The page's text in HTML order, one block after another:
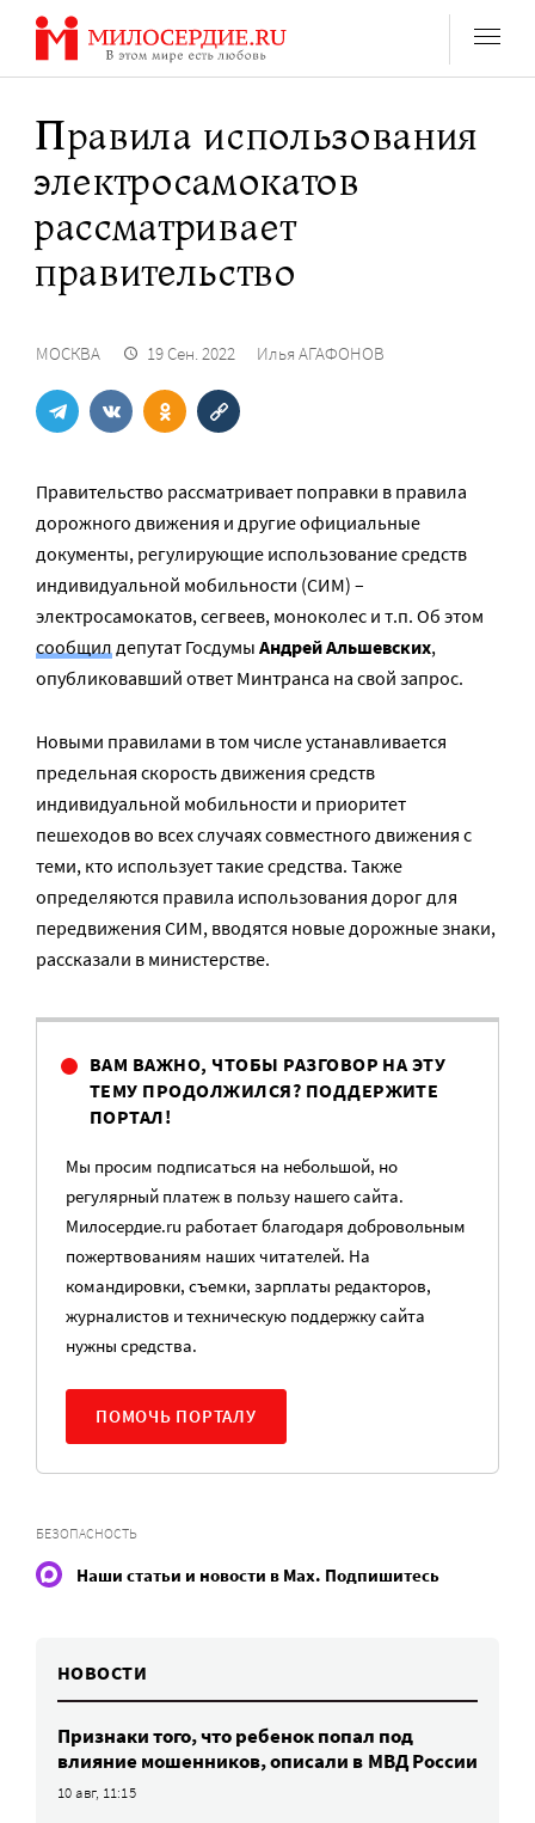
Перейти
содержанию
Правила использования
электросамокатов
рассматривает
правительство
МОСКВА 19 Сен. 2022 Илья АГАФОНОВ
Правительство рассматривает поправки в правила
дорожного движения и другие официальные
документы, регулирующие использование средств
индивидуальной мобильности (СИМ) –
электросамокатов, сегвеев, моноколес и т.п. Об этом
сообщилдепутат Госдумы Андрей Альшевских,
опубликовавший ответ Минтранса на свой запрос.
Новыми правилами в том числе устанавливается
предельная скорость движения средств
индивидуальной мобильности и приоритет
пешеходов во всех случаях совместного движения с
теми, кто использует такие средства. Также
определяются правила использования дорог для
передвижения СИМ, вводятся новые дорожные знаки,
рассказали в министерстве.
ВАМ ВАЖНО, ЧТОБЫ РАЗГОВОР НА ЭТУ
ТЕМУ ПРОДОЛЖИЛСЯ? ПОДДЕРЖИТЕ
ПОРТАЛ!
Мы просим подписаться на небольшой, но
регулярный платеж в пользу нашего сайта.
Милосердие.ru работает благодаря добровольным
пожертвованиям наших читателей. На
командировки, съемки, зарплаты редакторов,
журналистов и техническую поддержку сайта
нужны средства.
ПОМОЧЬ ПОРТАЛУ
БЕЗОПАСНОСТЬ
Наши статьи и новости в Max. Подпишитесь
НОВОСТИ
Признаки того, что ребенок попал под
влияние мошенников, описали в МВД России
10 авг, 11:15